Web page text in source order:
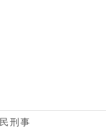
民刑事